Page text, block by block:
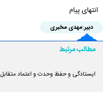
انتهای پیام
دبیر:مهدی مخبری
مطالب مرتبط
ایستادگی و حفظ وحدت و اعتماد